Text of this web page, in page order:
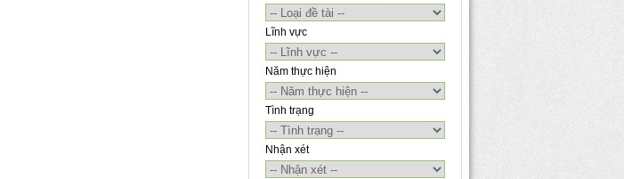
Lĩnh vực
Năm thực hiện
Tình trạng
Nhận xét